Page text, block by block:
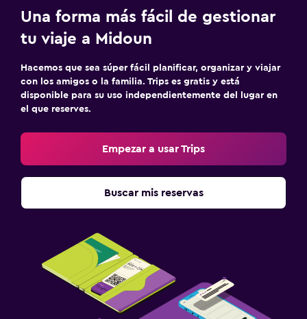
Una forma más fácil de gestionar
tu viaje a Midoun
Hacemos que sea súper fácil planificar, organizar y viajar
con los amigos o la familia. Trips es gratis y está
disponible para su uso independientemente del lugar en
el que reserves.
Empezar a usar Trips
Buscar mis reservas